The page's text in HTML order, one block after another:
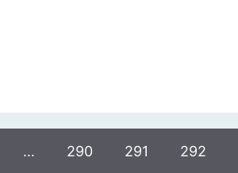
… 290 291 292